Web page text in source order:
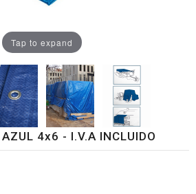
Tap to expand
4x6 - I.V.A INCLUIDO